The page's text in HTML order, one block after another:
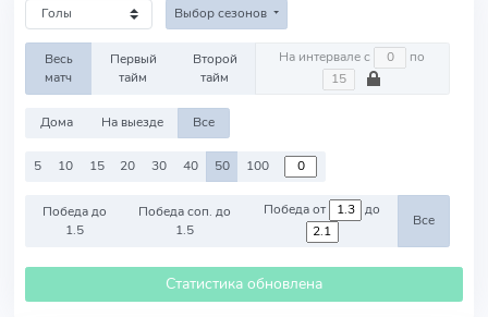
Выбор сезонов
Весь
матч
Первый
тайм
Второй
тайм
На интервале с по
Дома На выезде Все
5 10 15 20 30 40 50 100
Победа до
1.5
Победа соп. до
1.5
Победа от до
Все
Статистика обновлена